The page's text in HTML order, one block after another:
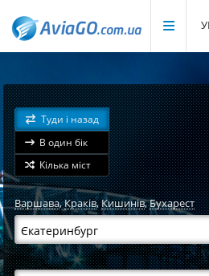
Туди і назад
В один бік
Кілька міст
Варшава,Краків,Кишинів,Бухарест